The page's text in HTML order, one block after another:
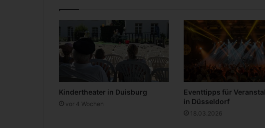
o
m
b
a
v
o
n
a
g
u
e
Kindertheater in Duisburg
vor 4 Wochen
Eventtipps für
in Düsseldorf
18.03.2026